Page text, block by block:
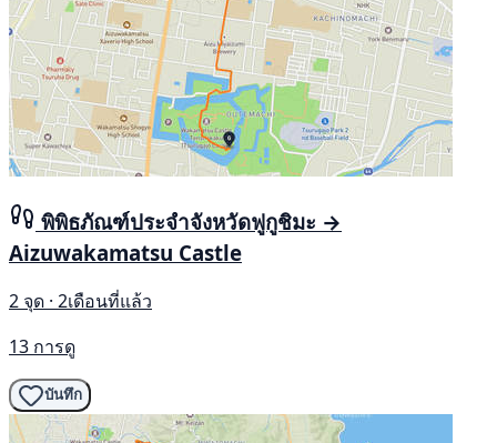
พิพิธภัณฑ์ประจำจังหวัดฟูกูชิมะ →
Aizuwakamatsu Castle
2 จุด · 2เดือนที่แล้ว
13 การดู
บันทึก